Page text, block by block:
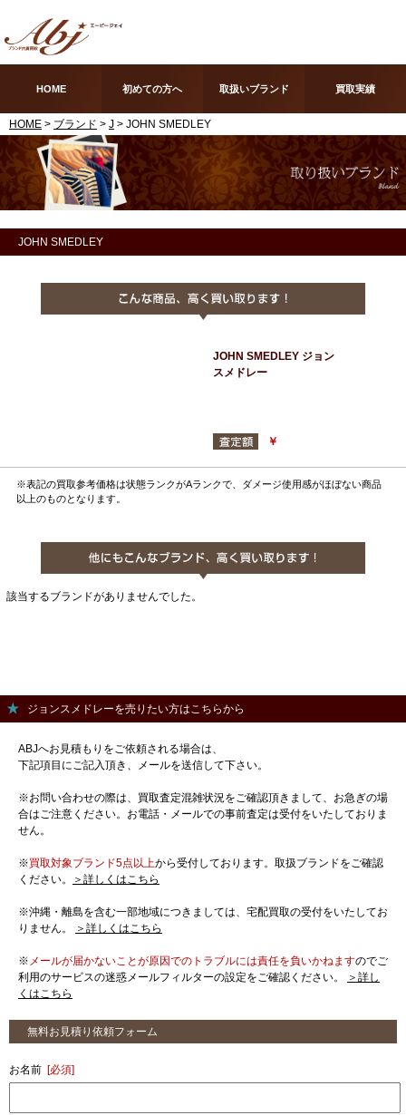
HOME 初めての方へ 取扱いブランド 買取実績
HOME > ブランド > J > JOHN SMEDLEY
JOHN SMEDLEY
JOHN SMEDLEY ジョン
スメドレー
￥
※表記の買取参考価格は状態ランクがAランクで、ダメージ使用感がほぼない商品
以上のものとなります。
該当するブランドがありませんでした。
ジョンスメドレーを売りたい方はこちらから
ABJへお見積もりをご依頼される場合は、
下記項目にご記入頂き、メールを送信して下さい。
※お問い合わせの際は、買取査定混雑状況をご確認頂きまして、お急ぎの場
合はご注意ください。お電話・メールでの事前査定は受付をいたしておりま
せん。
※買取対象ブランド5点以上から受付しております。取扱ブランドをご確認
ください。
＞詳しくはこちら
※沖縄・離島を含む一部地域につきましては、宅配買取の受付をいたしてお
りません。
＞詳しくはこちら
※ メールが届かないことが原因でのトラブルには責任を負いかねますのでご
利用のサービスの迷惑メールフィルターの設定をご確認ください。
＞詳し
くはこちら
無料お見積り依頼フォーム
お名前 [必須]